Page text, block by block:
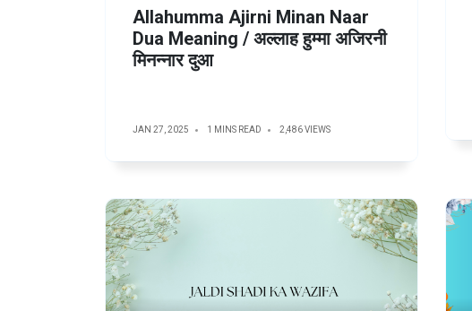
Allahumma Ajirni Minan Naar
Dua Meaning / अल्लाह हुम्मा अजिरनी
मिनन्नार दुआ
JAN 27, 2025 1 MINS READ 2,486 VIEWS